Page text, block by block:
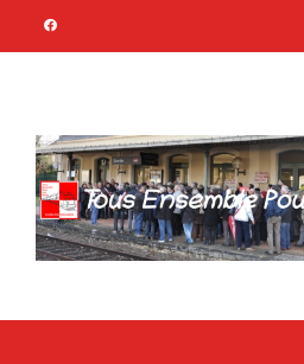
TOUS
POUR
Association Citoyenne